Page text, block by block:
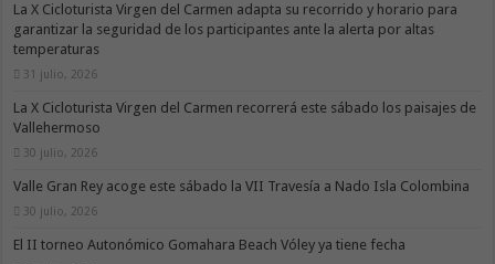
La X Cicloturista Virgen del Carmen adapta su recorrido y horario para
garantizar la seguridad de los participantes ante la alerta por altas
temperaturas
31 julio, 2026
La X Cicloturista Virgen del Carmen recorrerá este sábado los paisajes de
Vallehermoso
30 julio, 2026
Valle Gran Rey acoge este sábado la VII Travesía a Nado Isla Colombina
30 julio, 2026
El II torneo Autonómico Gomahara Beach Vóley ya tiene fecha